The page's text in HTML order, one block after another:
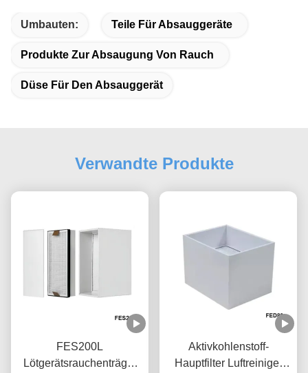
Umbauten: Teile Für Absauggeräte
Produkte Zur Absaugung Von Rauch
Düse Für Den Absauggerät
Verwandte Produkte
FES200L
Lötgerätsrauchenträger
Aktivkohlenstoff-
Hauptfilter Luftreiniger